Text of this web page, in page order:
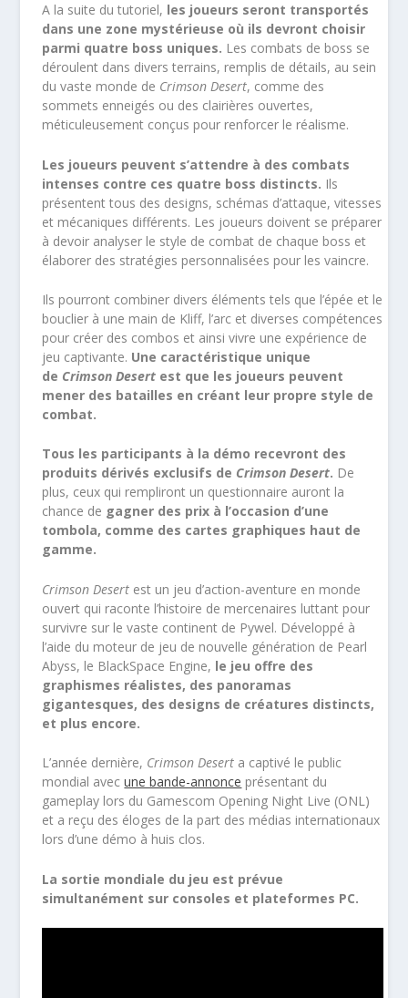
A la suite du tutoriel, les joueurs seront transportés
dans une zone mystérieuse où ils devront choisir
parmi quatre boss uniques. Les combats de boss se
déroulent dans divers terrains, remplis de détails, au sein
du vaste monde de Crimson Desert, comme des
sommets enneigés ou des clairières ouvertes,
méticuleusement conçus pour renforcer le réalisme.
Les joueurs peuvent s’attendre à des combats
intenses contre ces quatre boss distincts. Ils
présentent tous des designs, schémas d’attaque, vitesses
et mécaniques différents. Les joueurs doivent se préparer
à devoir analyser le style de combat de chaque boss et
élaborer des stratégies personnalisées pour les vaincre.
Ils pourront combiner divers éléments tels que l’épée et le
bouclier à une main de Kliff, l’arc et diverses compétences
pour créer des combos et ainsi vivre une expérience de
jeu captivante. Une caractéristique unique
de Crimson Desert est que les joueurs peuvent
mener des batailles en créant leur propre style de
combat.
Tous les participants à la démo recevront des
produits dérivés exclusifs de Crimson Desert. De
plus, ceux qui rempliront un questionnaire auront la
chance de gagner des prix à l’occasion d’une
tombola, comme des cartes graphiques haut de
gamme.
Crimson Desert est un jeu d’action-aventure en monde
ouvert qui raconte l’histoire de mercenaires luttant pour
survivre sur le vaste continent de Pywel. Développé à
l’aide du moteur de jeu de nouvelle génération de Pearl
Abyss, le BlackSpace Engine, le jeu offre des
graphismes réalistes, des panoramas
gigantesques, des designs de créatures distincts,
et plus encore.
L’année dernière, Crimson Desert a captivé le public
mondial avecune bande-annonce présentant du
gameplay lors du Gamescom Opening Night Live (ONL)
et a reçu des éloges de la part des médias internationaux
lors d’une démo à huis clos.
La sortie mondiale du jeu est prévue
simultanément sur consoles et plateformes PC.